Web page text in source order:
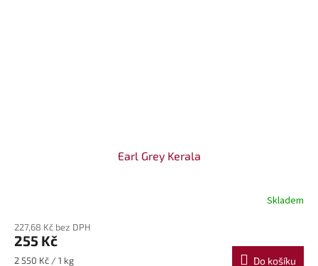
Earl Grey Kerala
Skladem
227,68 Kč bez DPH
255 Kč
Měrná
2 550 Kč / 1 kg Do košíku